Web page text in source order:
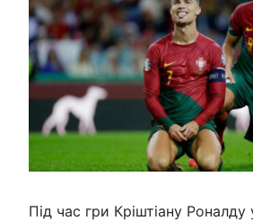
Під час гри Кріштіану Роналду